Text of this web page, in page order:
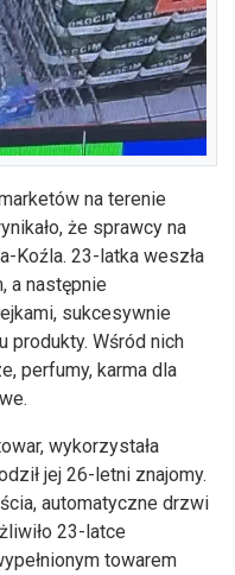
na terenie
że sprawcy na
Koźla. 23-latka weszła
a następnie
sukcesywnie
produkty. Wśród nich
perfumy, karma dla
wykorzystała
jej 26-letni znajomy.
automatyczne drzwi
23-latce
towarem